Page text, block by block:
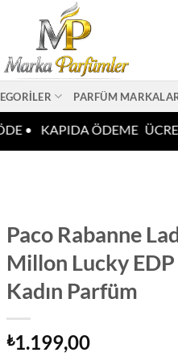
PARFÜM
• KAPIDA ÖDEME
Paco Rabanne
Millon Lucky
Kadın Parfüm
₺1.199,00